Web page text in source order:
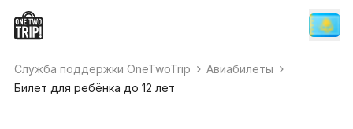
Служба поддержки OneTwoTrip
Авиабилеты
Билет для ребёнка до 12 лет